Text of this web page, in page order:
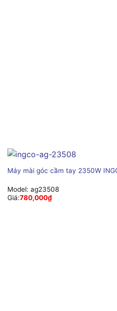
Máy mài góc cầm tay 2350W
Model: ag23508
Giá:780,000₫